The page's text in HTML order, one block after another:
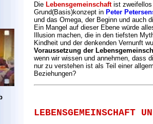
Die Lebensgemeinschaftist zweifellos
Grund(Basis)konzept in Peter
und das Omega, der Beginn und auch
Ein Mangel auf dieser Ebene würde
Illusion machen, die in den tiefsten
Kindheit und der denkenden Vernunft
Voraussetzung der
wenn wir wissen und annehmen, dass
nur zu verstehen ist als Teil einer
Beziehungen?
LEBENSGEMEINSCHAFT